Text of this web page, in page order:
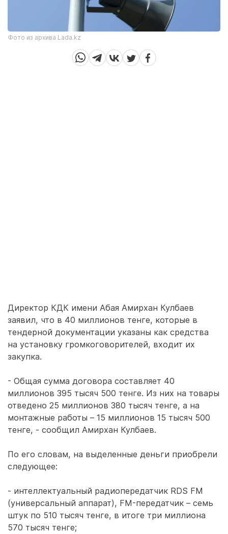
Фото из архива Lada.kz
Директор КДК имени Абая Амирхан Кулбаев
заявил, что в 40 миллионов тенге, которые в
тендерной документации указаны как средства
на установку громкоговорителей, входит их
закупка.
- Общая сумма договора составляет 40
миллионов 395 тысяч 500 тенге. Из них на товары
отведено 25 миллионов 380 тысяч тенге, а на
монтажные работы – 15 миллионов 15 тысяч 500
тенге, - сообщил Амирхан Кулбаев.
По его словам, на выделенные деньги приобрели
следующее:
- интеллектуальный радиопередатчик RDS FM
(универсальный аппарат), FM-передатчик – семь
штук по 510 тысяч тенге, в итоге три миллиона
570 тысяч тенге;